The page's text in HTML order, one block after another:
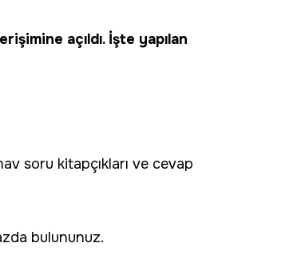
açıldı. İşte yapılan
soru kitapçıkları ve cevap
bulununuz.